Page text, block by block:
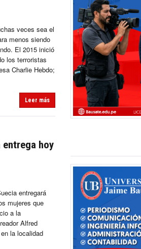
veces sea el
menos siendo
El 2015 inició
los terroristas
Charlie Hebdo;
Leer más
entrega hoy
entregará
mujeres que
a la
Alfred
la localidad